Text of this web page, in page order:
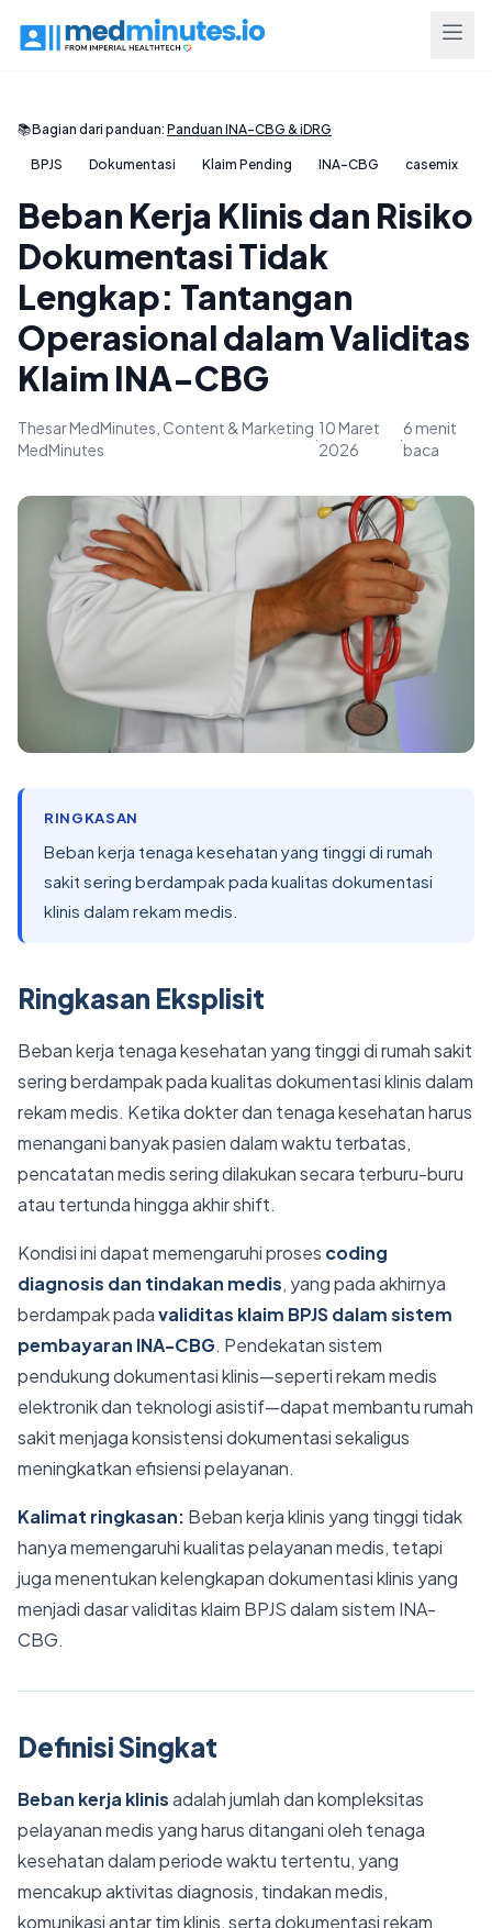
📚Bagian dari panduan: Panduan INA-CBG & iDRG
BPJS Dokumentasi Klaim Pending INA-CBG casemix
Beban Kerja Klinis dan Risiko
Dokumentasi Tidak
Lengkap: Tantangan
Operasional dalam Validitas
Klaim INA-CBG
Thesar MedMinutes, Content & Marketing
MedMinutes
·
10 Maret
2026
·
6 menit
baca
RINGKASAN
Beban kerja tenaga kesehatan yang tinggi di rumah
sakit sering berdampak pada kualitas dokumentasi
klinis dalam rekam medis.
Ringkasan Eksplisit
Beban kerja tenaga kesehatan yang tinggi di rumah sakit
sering berdampak pada kualitas dokumentasi klinis dalam
rekam medis. Ketika dokter dan tenaga kesehatan harus
menangani banyak pasien dalam waktu terbatas,
pencatatan medis sering dilakukan secara terburu-buru
atau tertunda hingga akhir shift.
Kondisi ini dapat memengaruhi proses coding
diagnosis dan tindakan medis, yang pada akhirnya
berdampak padavaliditas klaim BPJS dalam sistem
pembayaran INA-CBG. Pendekatan sistem
pendukung dokumentasi klinis—seperti rekam medis
elektronik dan teknologi asistif—dapat membantu rumah
sakit menjaga konsistensi dokumentasi sekaligus
meningkatkan efisiensi pelayanan.
Kalimat ringkasan: Beban kerja klinis yang tinggi tidak
hanya memengaruhi kualitas pelayanan medis, tetapi
juga menentukan kelengkapan dokumentasi klinis yang
menjadi dasar validitas klaim BPJS dalam sistem INA-
CBG.
Definisi Singkat
Beban kerja klinisadalah jumlah dan kompleksitas
pelayanan medis yang harus ditangani oleh tenaga
kesehatan dalam periode waktu tertentu, yang
mencakup aktivitas diagnosis, tindakan medis,
komunikasi antar tim klinis, serta dokumentasi rekam